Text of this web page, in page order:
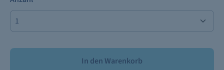
In den Warenkorb